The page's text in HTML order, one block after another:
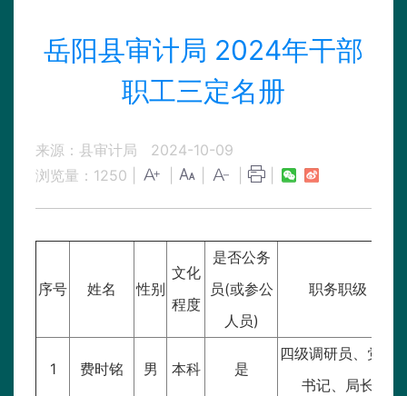
岳阳县审计局 2024年干部
职工三定名册
来源：县审计局
2024-10-09
浏览量： 1250
序号 姓名 性别
文化
程度
是否公务
员(或参公
人员)
职务职级
1 费时铭 男 本科 是
四级调研员、党组
书记、局长